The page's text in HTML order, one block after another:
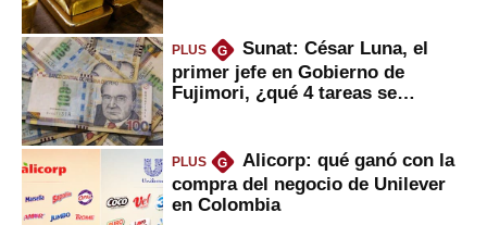
PLUS G
Sunat: César Luna, el
primer jefe en Gobierno de
Fujimori, ¿qué 4 tareas se
PLUS G
Alicorp: qué ganó con la
compra del negocio de Unilever
en Colombia